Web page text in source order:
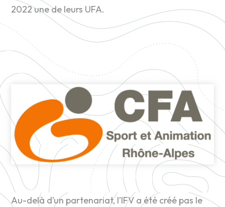
2022 une de leurs UFA.
Au-delà d’un partenariat, l’IFV a été créé pas le